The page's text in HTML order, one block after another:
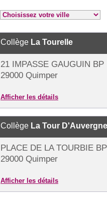
Collège La Tourelle
21 IMPASSE GAUGUIN BP
29000 Quimper
Afficher les détails
Collège La Tour D'Auvergne
PLACE DE LA TOURBIE
29000 Quimper
Afficher les détails